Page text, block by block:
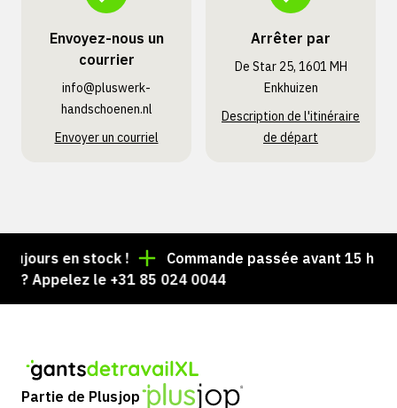
Envoyez-nous un
courrier
info@pluswerk­
handschoenen.nl
Envoyer un courriel
Arrêter par
De Star 25, 1601 MH
Enkhuizen
Description de l'itinéraire
de départ
en stock !
Commande passée avant 15 h =
Appelez le +31 85 024 0044
Partie de Plusjop